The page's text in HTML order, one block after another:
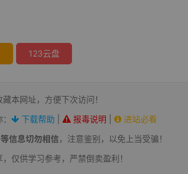
123云盘
本网址，方便下次访问！
下载帮助 报毒说明
进站必看
信息切勿相信，注意鉴别，以免上当受骗！
仅供学习参考，严禁倒卖盈利！